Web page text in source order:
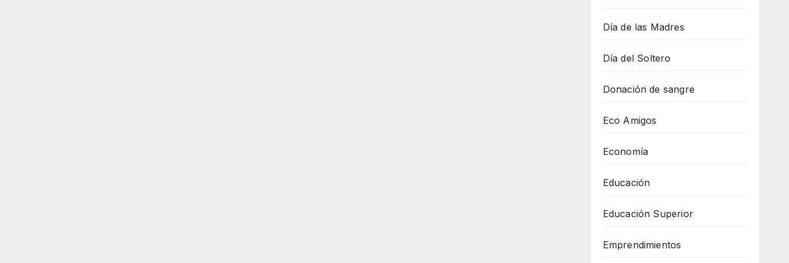
Día de las Madres
Día del Soltero
Donación de sangre
Eco Amigos
Economía
Educación
Educación Superior
Emprendimientos